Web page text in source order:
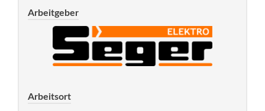
Arbeitgeber
Arbeitsort